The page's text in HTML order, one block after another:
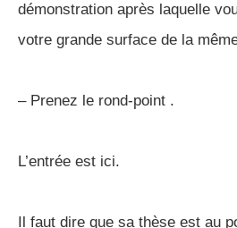
démonstration après laquelle
votre grande surface de la
– Prenez le rond-point .
L’entrée est ici.
Il faut dire que sa thèse est au